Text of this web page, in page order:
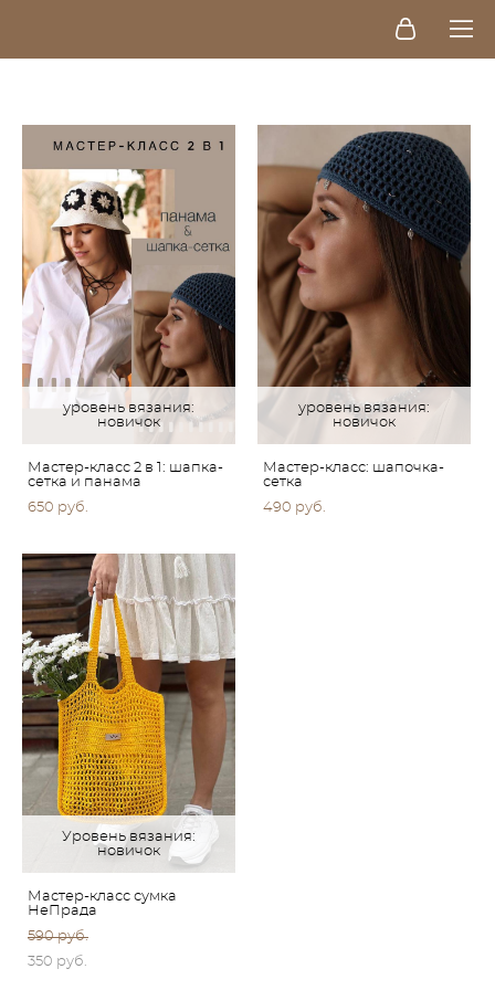
уровень вязания:
новичок
Мастер-класс 2 в 1: шапка-
сетка и панама
650 pуб.
уровень вязания:
новичок
Мастер-класс: шапочка-
сетка
490 pуб.
Уровень вязания:
новичок
Мастер-класс сумка
НеПрада
590 pуб.
350 pуб.